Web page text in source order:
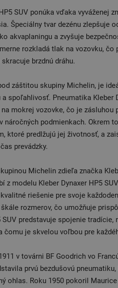
SUV ponúka vďaka vyváženej
Špeciálny tvar dezénu zlepšuje
akvaplaningu a zvyšuje
rozkladá tlak na vozovku, čo
brzdnú dráhu.
záštitou skupiny Michelin, je
spoľahlivosť. Pneumatika Kleber
mokrej vozovke, čo je zásluhou
náročných podmienkach. Okrem
ktoré predlžujú jej životnosť, a
prevádzky.
Michelin zdieľa značka
z modelu Kleber Dynaxer HP5
riešenie pre svoje
rozmerov, čo umožňuje
SUV predstavuje spojenie
čomu je skvelou voľbou pre
v továrni BF Goodrich vo
prvú bezdušovú
ohlas. Roku 1950 pokoril